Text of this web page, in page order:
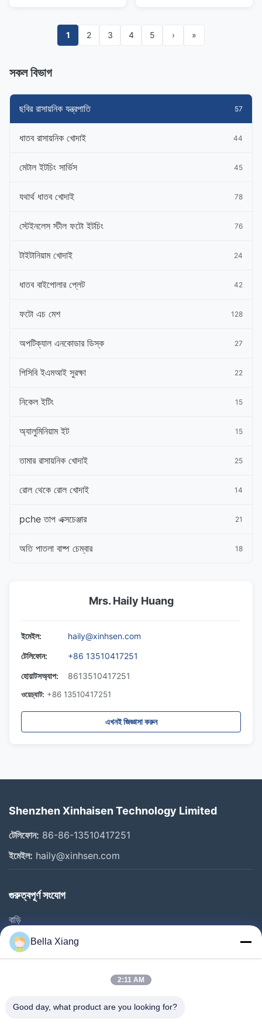
1 2 3 4 5 › »
সকল বিভাগ
ছবির রাসায়নিক যন্ত্রপাতি 57
ধাতব রাসায়নিক খোদাই 44
মেটাল ইটচিং সার্ভিস 45
যথার্থ ধাতব খোদাই 78
স্টেইনলেস স্টীল ফটো ইটচিং 76
টাইটানিয়াম খোদাই 24
ধাতব বাইপোলার প্লেট 42
ফটো এচ মেশ 128
অপটিক্যাল এনকোডার ডিস্ক 27
পিসিবি ইএমআই সুরক্ষা 22
নিকেল ইটিং 15
অ্যালুমিনিয়াম ইট 15
তামার রাসায়নিক খোদাই 25
রোল থেকে রোল খোদাই 14
pche তাপ এক্সচেঞ্জার 21
অতি পাতলা বাষ্প চেম্বার 18
Mrs. Haily Huang
ইমেইল:
haily@xinhsen.com
টেলিফোন:
+86 13510417251
হোয়াটসঅ্যাপ:
8613510417251
ওয়েচ্যাট: +86 13510417251
এখনই জিজ্ঞাসা করুন
Shenzhen Xinhaisen Technology Limited
টেলিফোন: 86-86-13510417251
ইমেইল: haily@xinhsen.com
গুরুত্বপূর্ণ সংযোগ
বাড়ি
পণ্য
ভিডিও
কারখানা ভ্রমণ
Bella Xiang
2:11 AM
Good day, what product are you looking for?